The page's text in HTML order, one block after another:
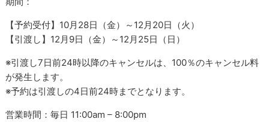
【予約受付】10月28日（金）～12月20日（火）
【引渡し】12月9日（金）～12月25日（日）
※引渡し7日前24時以降のキャンセルは、100％のキャンセル料
が発生します。
※予約は引渡しの4日前24時までとなります。
営業時間：毎日 11:00am – 8:00pm